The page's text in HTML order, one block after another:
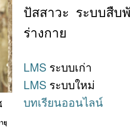
ยุ
ปัสสาวะ ระบบสืบ
ร่างกาย
LMS ระบบเก่า
LMS ระบบใหม่
บทเรียนออนไลน์